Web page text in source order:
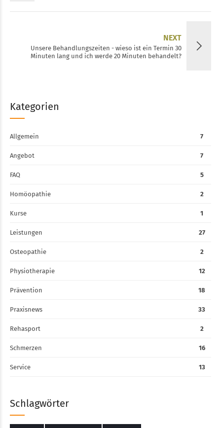
NEXT
Unsere Behandlungszeiten - wieso ist ein Termin 30
Minuten lang und ich werde 20 Minuten behandelt?
Kategorien
Allgemein 7
Angebot 7
FAQ 5
Homöopathie 2
Kurse 1
Leistungen 27
Osteopathie 2
Physiotherapie 12
Prävention 18
Praxisnews 33
Rehasport 2
Schmerzen 16
Service 13
Schlagwörter